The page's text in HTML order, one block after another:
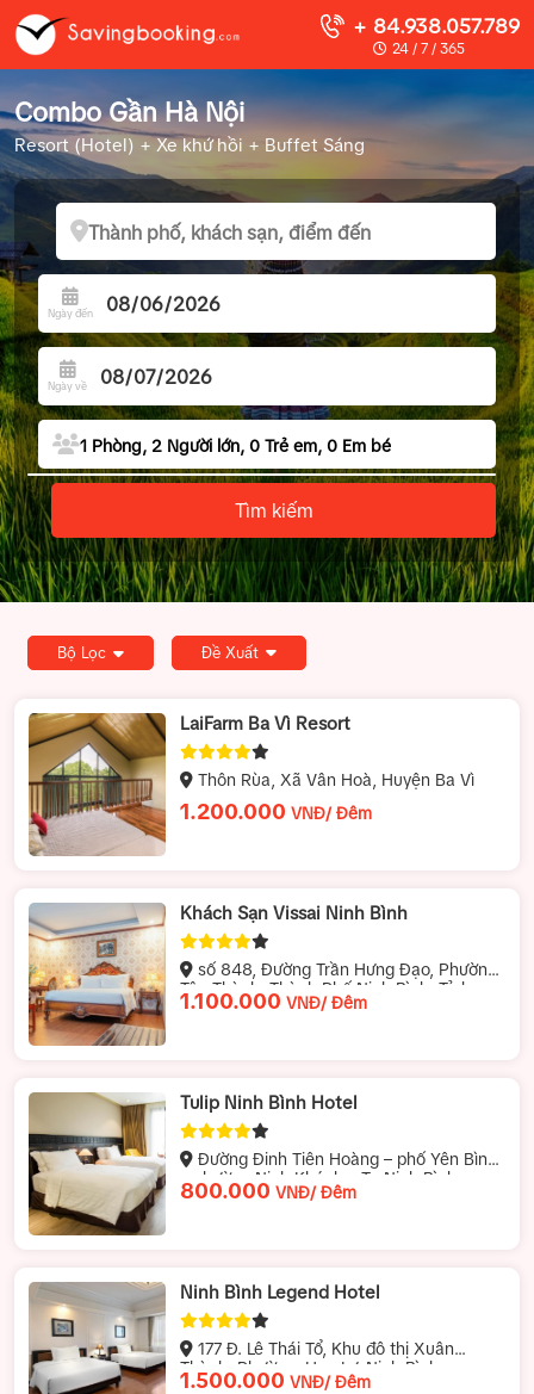
+ 84.938.057.789
24 / 7 / 365
Combo Gần Hà Nội
Resort (Hotel) + Xe khứ hồi + Buffet Sáng
Ngày đến
Ngày về
1 Phòng, 2 Người lớn, 0 Trẻ em, 0 Em bé
Người lớn
Trẻ em
Tìm kiếm
Bộ Lọc Đề Xuất
LaiFarm Ba Vì Resort
Thôn Rùa, Xã Vân Hoà, Huyện Ba Vì
1.200.000 VNĐ/ Đêm
Khách Sạn Vissai Ninh Bình
số 848, Đường Trần Hưng Đạo, Phường
Tân Thành, Thành Phố Ninh Bình, Tỉnh
Ninh Bình
1.100.000 VNĐ/ Đêm
Tulip Ninh Bình Hotel
Đường Đinh Tiên Hoàng – phố Yên Bình
– phường Ninh Khánh – Tp Ninh Bình
800.000 VNĐ/ Đêm
Ninh Bình Legend Hotel
177 Đ. Lê Thái Tổ, Khu đô thị Xuân
Thành, Phường, Hoa Lư, Ninh Bình
1.500.000 VNĐ/ Đêm